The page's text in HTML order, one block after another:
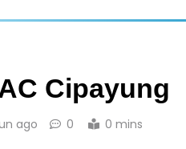
Cipayung
ago 0 0 mins